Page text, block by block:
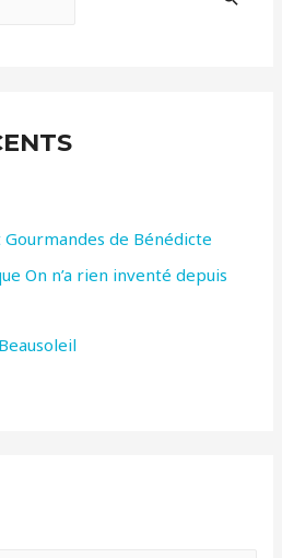
de Bénédicte
On n’a rien inventé depuis